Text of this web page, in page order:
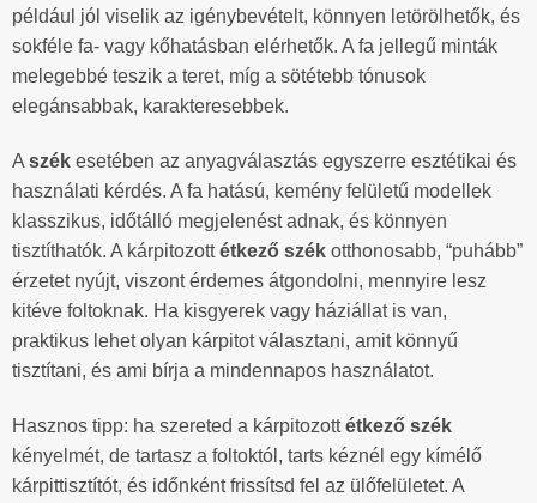
például jól viselik az igénybevételt, könnyen letörölhetők, és
sokféle fa- vagy kőhatásban elérhetők. A fa jellegű minták
melegebbé teszik a teret, míg a sötétebb tónusok
elegánsabbak, karakteresebbek.
A szék esetében az anyagválasztás egyszerre esztétikai és
használati kérdés. A fa hatású, kemény felületű modellek
klasszikus, időtálló megjelenést adnak, és könnyen
tisztíthatók. A kárpitozottétkező szék otthonosabb, “puhább”
érzetet nyújt, viszont érdemes átgondolni, mennyire lesz
kitéve foltoknak. Ha kisgyerek vagy háziállat is van,
praktikus lehet olyan kárpitot választani, amit könnyű
tisztítani, és ami bírja a mindennapos használatot.
Hasznos tipp: ha szereted a kárpitozottétkező szék
kényelmét, de tartasz a foltoktól, tarts kéznél egy kímélő
kárpittisztítót, és időnként frissítsd fel az ülőfelületet. A